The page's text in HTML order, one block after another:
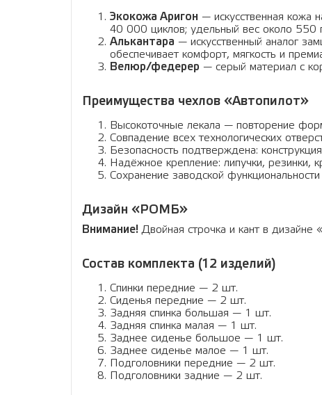
Экокожа Аригон — искусственная кожа
40 000 циклов; удельный вес около 550
Алькантара — искусственный аналог
обеспечивает комфорт, мягкость и
Велюр/федерер — серый материал с
Преимущества чехлов «Автопилот»
Высокоточные лекала — повторение
Совпадение всех технологических
Безопасность подтверждена:
Надёжное крепление: липучки,
Сохранение заводской
Дизайн «РОМБ»
Внимание! Двойная строчка и кант в
Состав комплекта (12 изделий)
Спинки передние — 2 шт.
Сиденья передние — 2 шт.
Задняя спинка большая — 1 шт.
Задняя спинка малая — 1 шт.
Заднее сиденье большое — 1 шт.
Заднее сиденье малое — 1 шт.
Подголовники передние — 2 шт.
Подголовники задние — 2 шт.